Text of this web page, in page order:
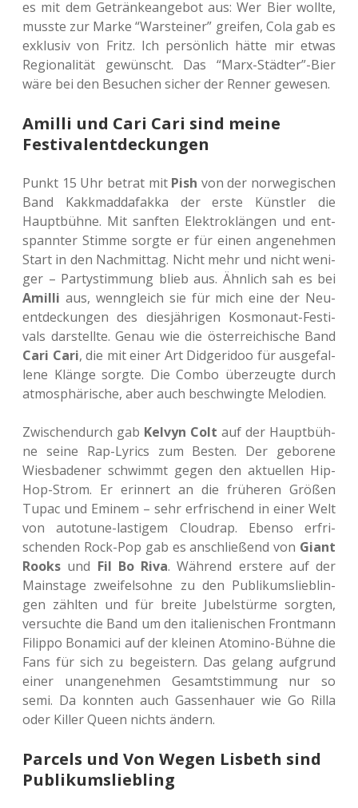
es mit dem Geträn­ke­an­ge­bot aus: Wer Bier wollte,
musste zur Marke “War­stei­ner” grei­fen, Cola gab es
exklu­siv von Fritz. Ich per­sön­lich hätte mir etwas
Regio­na­li­tät gewünscht. Das “Marx-Städter”-Bier
wäre bei den Besu­chen sicher der Renner gewesen.
Amilli und Cari Cari sind meine
Festivalentdeckungen
Punkt 15 Uhr betrat mit Pish von der nor­we­gi­schen
Band Kakk­m­ad­da­fak­ka der erste Künst­ler die
Haupt­büh­ne. Mit sanf­ten Elek­tro­klän­gen und ent­
spann­ter Stimme sorgte er für einen ange­neh­men
Start in den Nach­mit­tag. Nicht mehr und nicht weni­
ger – Par­ty­stim­mung blieb aus. Ähn­lich sah es bei
Amilli aus, wenn­gleich sie für mich eine der Neu­
ent­de­ckun­gen des dies­jäh­ri­gen Kos­mo­naut-Fes­ti­
vals dar­stell­te. Genau wie die öster­rei­chi­sche Band
Cari Cari, die mit einer Art Did­ge­ri­doo für aus­ge­fal­
le­ne Klänge sorgte. Die Combo über­zeug­te durch
atmo­sphä­ri­sche, aber auch beschwing­te Melodien.
Zwi­schen­durch gab Kelvyn Colt auf der Haupt­büh­
ne seine Rap-Lyrics zum Besten. Der gebo­re­ne
Wies­ba­de­ner schwimmt gegen den aktu­el­len Hip-
Hop-Strom. Er erin­nert an die frü­he­ren Größen
Tupac und Eminem – sehr erfri­schend in einer Welt
von auto­tu­ne-las­ti­gem Clou­drap. Ebenso erfri­
schen­den Rock-Pop gab es anschlie­ßend von Giant
Rooks und Fil Bo Riva. Wäh­rend ers­te­re auf der
Mains­ta­ge zwei­fels­oh­ne zu den Publi­kums­lieb­lin­
gen zähl­ten und für breite Jubel­stür­me sorg­ten,
ver­such­te die Band um den ita­lie­ni­schen Front­mann
Filip­po Bona­mici auf der klei­nen Atomi­no-Bühne die
Fans für sich zu begeis­tern. Das gelang auf­grund
einer unan­ge­neh­men Gesamt­stim­mung nur so
semi. Da konn­ten auch Gas­sen­hau­er wie Go Rilla
oder Killer Queen nichts ändern.
Parcels und Von Wegen Lisbeth sind
Publikumsliebling